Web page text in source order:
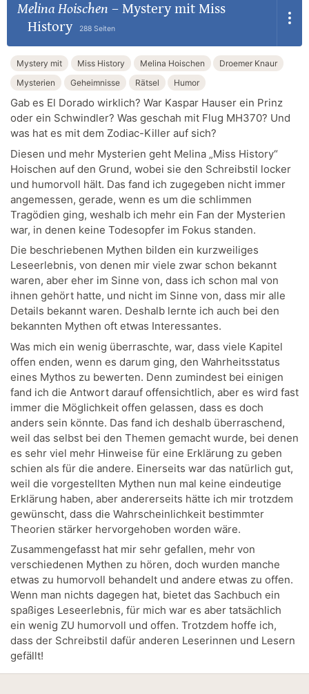
Melina Hoischen – Mystery mit Miss
History
288 Seiten
Mystery mit Miss History Melina Hoischen
Droemer Knaur
Mysterien
Geheimnisse Rätsel Humor
Gab es El Dorado wirklich? War Kaspar Hauser ein Prinz
oder ein Schwindler? Was geschah mit Flug MH370? Und
was hat es mit dem Zodiac-Killer auf sich?
Diesen und mehr Mysterien geht Melina „Miss History“
Hoischen auf den Grund, wobei sie den Schreibstil locker
und humorvoll hält. Das fand ich zugegeben nicht immer
angemessen, gerade, wenn es um die schlimmen
Tragödien ging, weshalb ich mehr ein Fan der Mysterien
war, in denen keine Todesopfer im Fokus standen.
Die beschriebenen Mythen bilden ein kurzweiliges
Leseerlebnis, von denen mir viele zwar schon bekannt
waren, aber eher im Sinne von, dass ich schon mal von
ihnen gehört hatte, und nicht im Sinne von, dass mir alle
Details bekannt waren. Deshalb lernte ich auch bei den
bekannten Mythen oft etwas Interessantes.
Was mich ein wenig überraschte, war, dass viele Kapitel
offen enden, wenn es darum ging, den Wahrheitsstatus
eines Mythos zu bewerten. Denn zumindest bei einigen
fand ich die Antwort darauf offensichtlich, aber es wird fast
immer die Möglichkeit offen gelassen, dass es doch
anders sein könnte. Das fand ich deshalb überraschend,
weil das selbst bei den Themen gemacht wurde, bei denen
es sehr viel mehr Hinweise für eine Erklärung zu geben
schien als für die andere. Einerseits war das natürlich gut,
weil die vorgestellten Mythen nun mal keine eindeutige
Erklärung haben, aber andererseits hätte ich mir trotzdem
gewünscht, dass die Wahrscheinlichkeit bestimmter
Theorien stärker hervorgehoben worden wäre.
Zusammengefasst hat mir sehr gefallen, mehr von
verschiedenen Mythen zu hören, doch wurden manche
etwas zu humorvoll behandelt und andere etwas zu offen.
Wenn man nichts dagegen hat, bietet das Sachbuch ein
spaßiges Leseerlebnis, für mich war es aber tatsächlich
ein wenig ZU humorvoll und offen. Trotzdem hoffe ich,
dass der Schreibstil dafür anderen Leserinnen und Lesern
gefällt!